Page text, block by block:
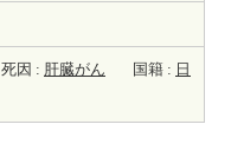
死因 : 肝臓がん 国籍 : 日